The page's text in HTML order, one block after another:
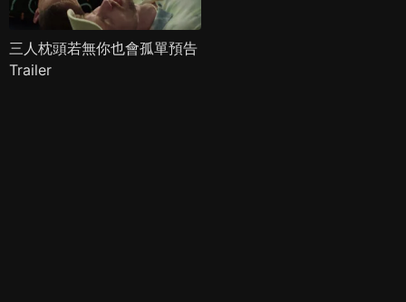
三人枕頭若無你也會孤單預告
Trailer